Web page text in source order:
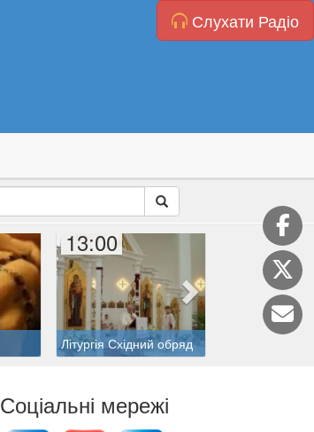
Слухати Радіо
13:00
Літургія Східний обряд
14:00
Соціальні мережі